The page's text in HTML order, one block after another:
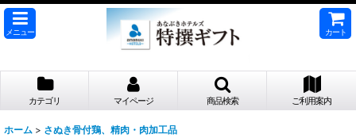
メニュー カート
カテゴリ マイページ 商品検索 ご利用案内
ホーム > さぬき骨付鶏、精肉・肉加工品